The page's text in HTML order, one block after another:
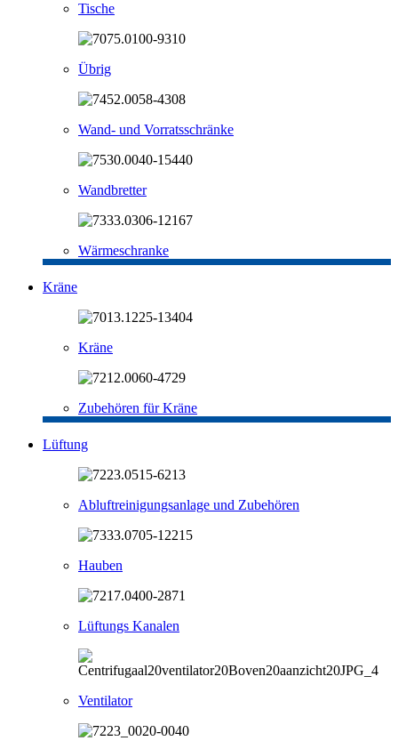
Tische
Übrig
Wand- und Vorratsschränke
Wandbretter
Wärmeschranke
Kräne
Kräne
Zubehören für Kräne
Lüftung
Abluftreinigungsanlage und Zubehören
Hauben
Lüftungs Kanalen
Ventilator